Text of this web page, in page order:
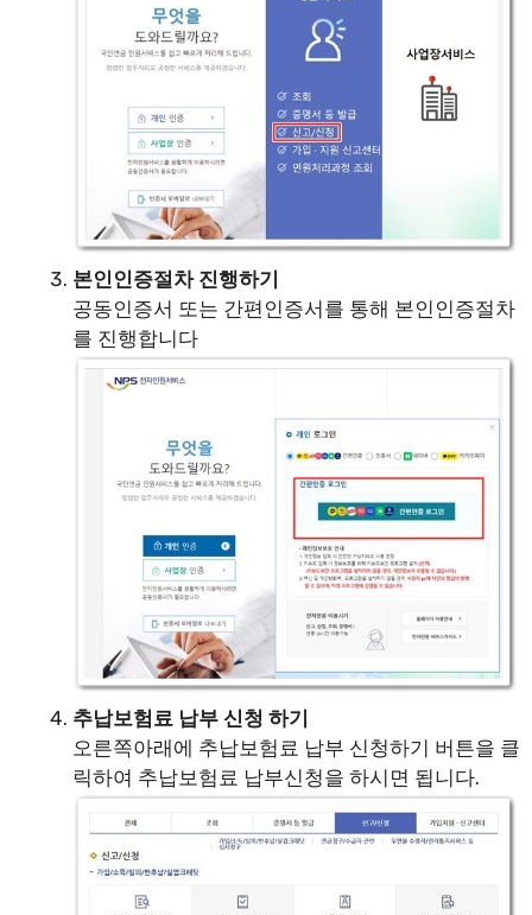
본인인증절차 진행하기
공동인증서 또는 간편인증서를 통해 본인인증절차
를 진행합니다
추납보험료 납부 신청 하기
오른쪽아래에 추납보험료 납부 신청하기 버튼을 클
릭하여 추납보험료 납부신청을 하시면 됩니다.